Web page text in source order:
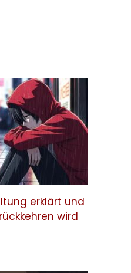
erklärt und
wird